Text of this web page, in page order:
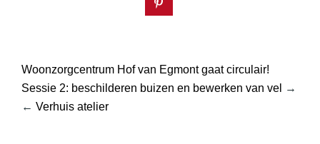
Woonzorgcentrum Hof van Egmont gaat circulair!
Sessie 2: beschilderen buizen en bewerken van vel
→
← Verhuis atelier